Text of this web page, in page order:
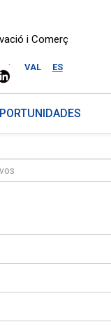
i Comerç
VAL ES
.